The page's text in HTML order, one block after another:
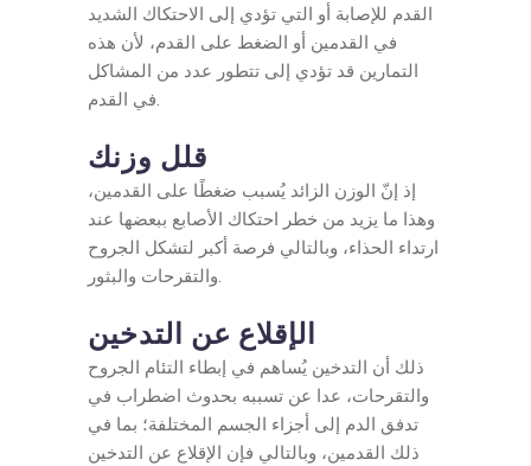
القدم للإصابة أو التي تؤدي إلى الاحتكاك الشديد
في القدمين أو الضغط على القدم، لأن هذه
التمارين قد تؤدي إلى تتطور عدد من المشاكل
في القدم.
قلل وزنك
إذ إنّ الوزن الزائد يُسبب ضغطًا على القدمين،
وهذا ما يزيد من خطر احتكاك الأصابع ببعضها عند
ارتداء الحذاء، وبالتالي فرصة أكبر لتشكل الجروح
والتقرحات والبثور.
الإقلاع عن التدخين
ذلك أن التدخين يُساهم في إبطاء التئام الجروح
والتقرحات، عدا عن تسببه بحدوث اضطراب في
تدفق الدم إلى أجزاء الجسم المختلفة؛ بما في
ذلك القدمين، وبالتالي فإن الإقلاع عن التدخين